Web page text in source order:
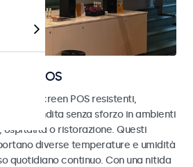
POS
touchscreen POS resistenti,
di vendita senza sforzo in ambienti
o ristorazione. Questi
diverse temperature e umidità
quotidiano continuo. Con una nitida